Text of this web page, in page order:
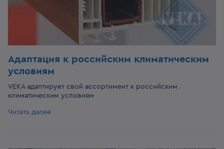
Адаптация к российским климатическим
условиям
VEKA адаптирует свой ассортимент к российским
климатическим условиям
Читать далее